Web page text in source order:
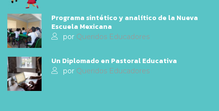
Programa sintético y analítico de la Nueva
Escuela Mexicana
por Queridos Educadores
Un Diplomado en Pastoral Educativa
por Queridos Educadores